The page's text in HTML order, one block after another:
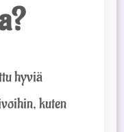
hyviä
kuten